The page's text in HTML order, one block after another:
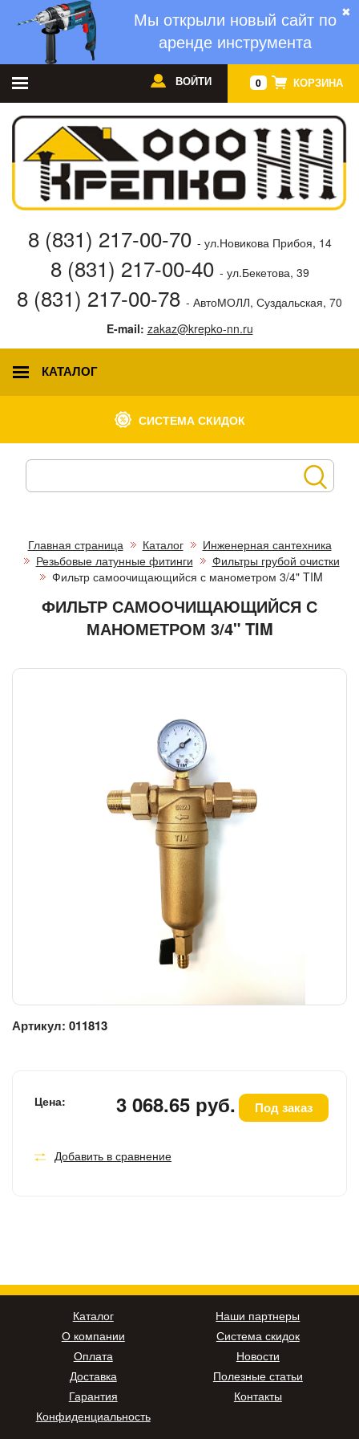
✖
Мы открыли новый сайт по
аренде инструмента
0 КОРЗИНА
ВОЙТИ
8 (831) 217-00-70 - ул.Новикова Прибоя, 14
8 (831) 217-00-40 - ул.Бекетова, 39
8 (831) 217-00-78 - АвтоМОЛЛ, Суздальская, 70
E-mail: zakaz@krepko-nn.ru
КАТАЛОГ
СИСТЕМА СКИДОК
Главная страница Каталог
Инженерная сантехника
Резьбовые латунные фитинги
Фильтры грубой очистки
Фильтр самоочищающийся с манометром 3/4" TIM
ФИЛЬТР САМООЧИЩАЮЩИЙСЯ С
МАНОМЕТРОМ 3/4" TIM
Артикул: 011813
Цена: 3 068.65 руб. Под заказ
Добавить в сравнение
Каталог
О компании
Оплата
Доставка
Гарантия
Конфиденциальность
Наши партнеры
Система скидок
Новости
Полезные статьи
Контакты